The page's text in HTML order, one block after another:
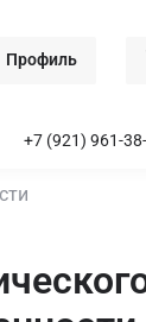
Профиль
+7 (921) 961-